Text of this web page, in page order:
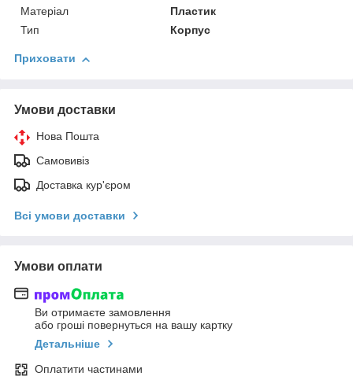
Матеріал
Пластик
Тип
Корпус
Приховати
Умови доставки
Нова Пошта
Самовивіз
Доставка кур'єром
Всі умови доставки
Умови оплати
Ви отримаєте замовлення
або гроші повернуться на вашу картку
Детальніше
Оплатити частинами